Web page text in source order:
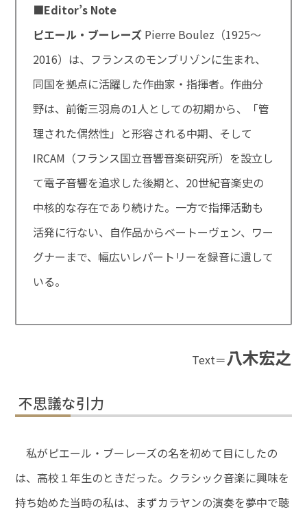
■Editor’s Note
ピエール・ブーレーズ Pierre Boulez（1925～
2016）は、フランスのモンブリゾンに生まれ、
同国を拠点に活躍した作曲家・指揮者。作曲分
野は、前衛三羽烏の1人としての初期から、「管
理された偶然性」と形容される中期、そして
IRCAM（フランス国立音響音楽研究所）を設立し
て電子音響を追求した後期と、20世紀音楽史の
中核的な存在であり続けた。一方で指揮活動も
活発に行ない、自作品からベートーヴェン、ワー
グナーまで、幅広いレパートリーを録音に遺して
いる。
Text＝八木宏之
不思議な引力
私がピエール・ブーレーズの名を初めて目にしたの
は、高校１年生のときだった。クラシック音楽に興味を
持ち始めた当時の私は、まずカラヤンの演奏を夢中で聴